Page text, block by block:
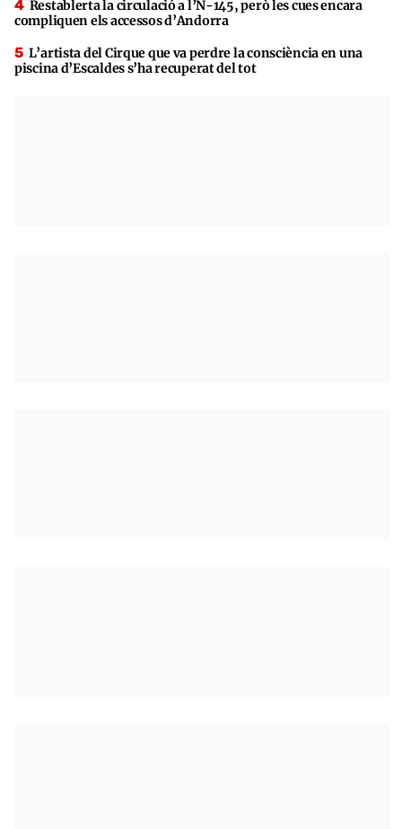
Restablerta la circulació a l’N-145, però les cues encara
compliquen els accessos d’Andorra
L’artista del Cirque que va perdre la consciència en una
piscina d’Escaldes s’ha recuperat del tot